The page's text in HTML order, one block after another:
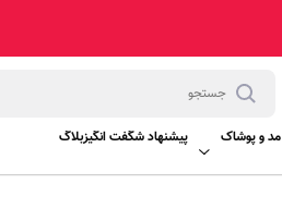
مد و پوشاک پیشنهاد شگفت انگیزبلاگ